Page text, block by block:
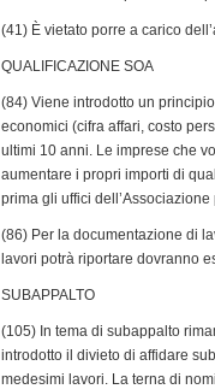
(41) È vietato porre a carico
QUALIFICAZIONE SOA
(84) Viene introdotto un
economici (cifra affari, costo
ultimi 10 anni. Le imprese che
aumentare i propri importi di
prima gli uffici
(86) Per la documentazione di
lavori potrà riportare dovranno
SUBAPPALTO
(105) In tema di subappalto
introdotto il divieto di affidare
medesimi lavori. La terna di